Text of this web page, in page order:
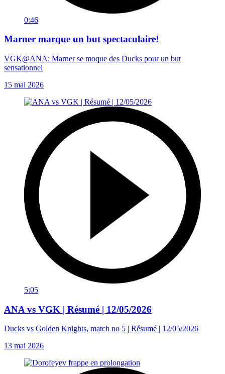
0:46
Marner marque un but spectaculaire!
VGK@ANA: Marner se moque des Ducks pour un but
sensationnel
15 mai 2026
5:05
ANA vs VGK | Résumé | 12/05/2026
Ducks vs Golden Knights, match no 5 | Résumé | 12/05/2026
13 mai 2026